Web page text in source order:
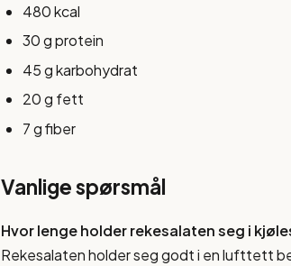
480 kcal
30 g protein
45 g karbohydrat
20 g fett
7 g fiber
Vanlige spørsmål
Hvor lenge holder rekesalaten seg i
Rekesalaten holder seg godt i en lufttett